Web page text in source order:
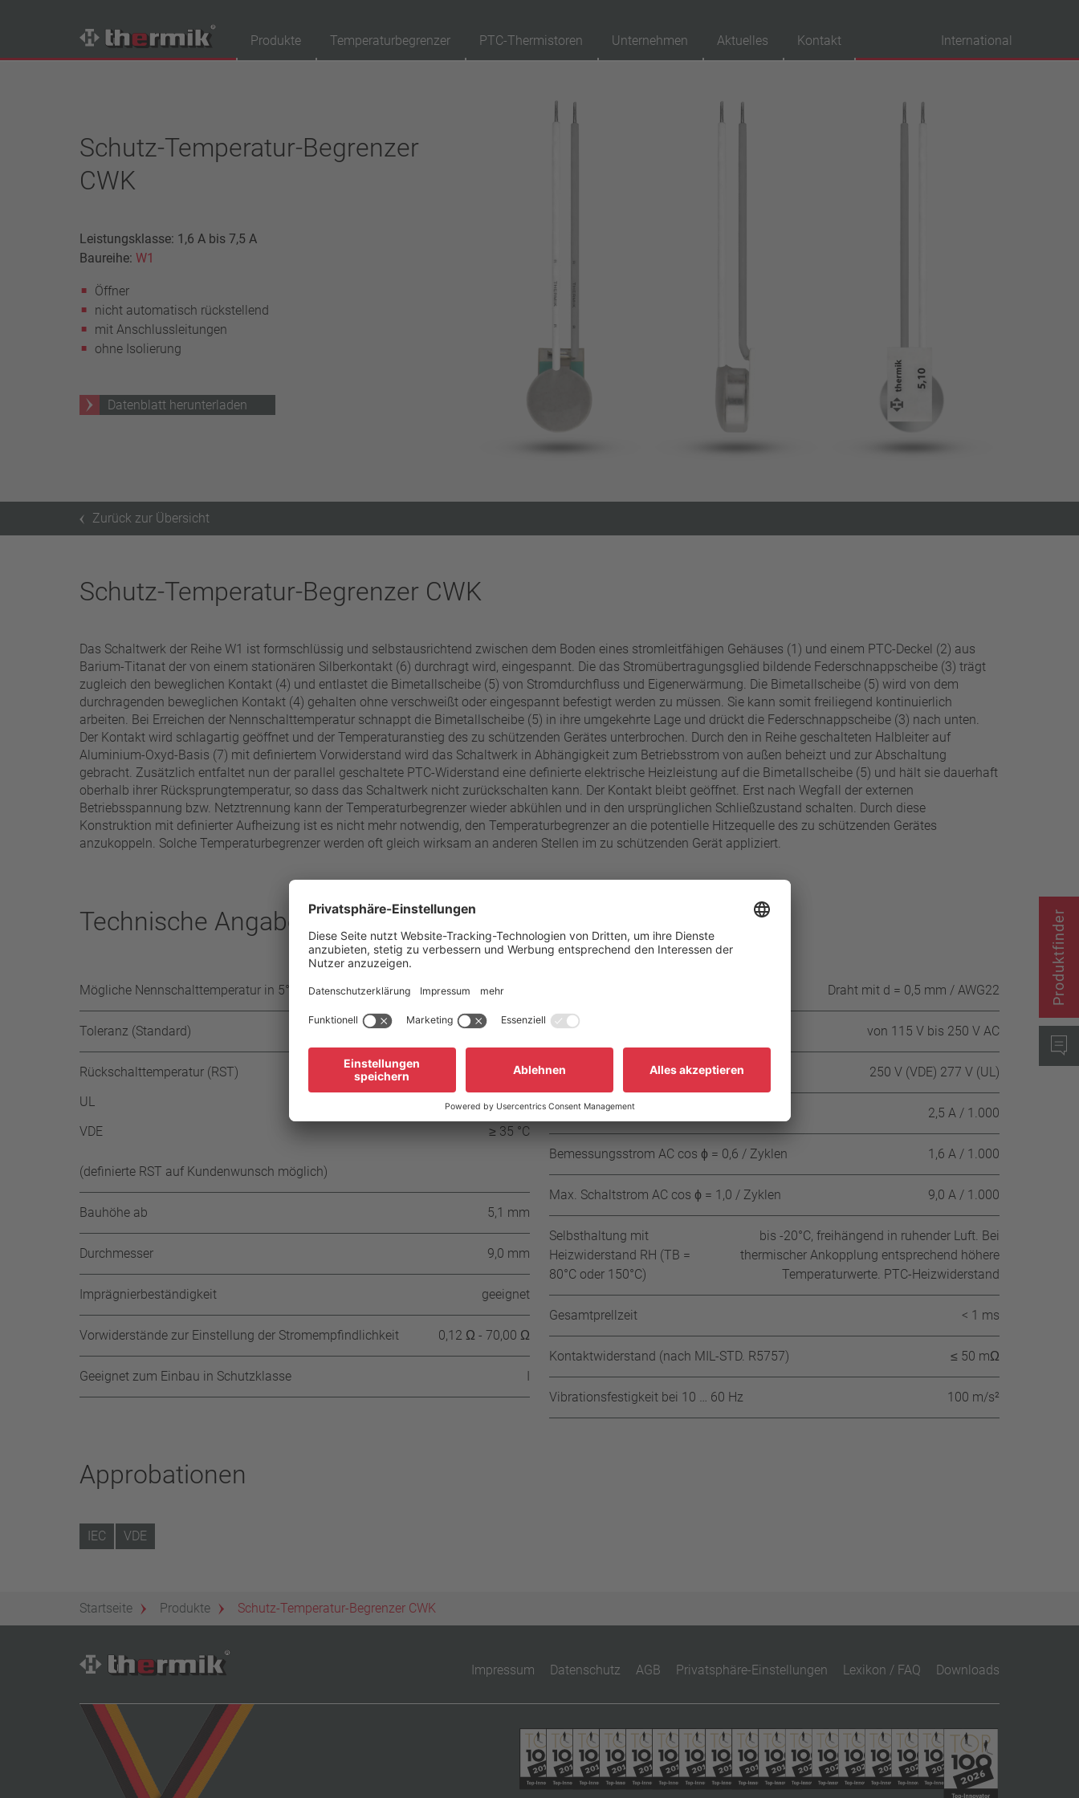
Produkte Temperaturbegrenzer PTC-Thermistoren Unternehmen Aktuelles Kontakt International
Öffner
Schließer
Hochtemperatur (205 – 250 °C)
1,6 A – 7,5 A
4 A – 25 A
13,5 A – 42 A
automatisch rückstellend
Filter anwenden
Schutz-Temperatur-Begrenzer
CWK
Leistungsklasse: 1,6 A bis 7,5 A
Baureihe: W1
Öffner
nicht automatisch rückstellend
mit Anschlussleitungen
ohne Isolierung
Datenblatt herunterladen
Zurück zur Übersicht
Schutz-Temperatur-Begrenzer CWK
Das Schaltwerk der Reihe W1 ist formschlüssig und selbstausrichtend zwischen dem Boden eines stromleitfähigen Gehäuses (1) und einem PTC-Deckel (2) aus
Barium-Titanat der von einem stationären Silberkontakt (6) durchragt wird, eingespannt. Die das Stromübertragungsglied bildende Federschnappscheibe (3) trägt
zugleich den beweglichen Kontakt (4) und entlastet die Bimetallscheibe (5) von Stromdurchfluss und Eigenerwärmung. Die Bimetallscheibe (5) wird von dem
durchragenden beweglichen Kontakt (4) gehalten ohne verschweißt oder eingespannt befestigt werden zu müssen. Sie kann somit freiliegend kontinuierlich
arbeiten. Bei Erreichen der Nennschalttemperatur schnappt die Bimetallscheibe (5) in ihre umgekehrte Lage und drückt die Federschnappscheibe (3) nach unten.
Der Kontakt wird schlagartig geöffnet und der Temperaturanstieg des zu schützenden Gerätes unterbrochen. Durch den in Reihe geschalteten Halbleiter auf
Aluminium-Oxyd-Basis (7) mit definiertem Vorwiderstand wird das Schaltwerk in Abhängigkeit zum Betriebsstrom von außen beheizt und zur Abschaltung
gebracht. Zusätzlich entfaltet nun der parallel geschaltete PTC-Widerstand eine definierte elektrische Heizleistung auf die Bimetallscheibe (5) und hält sie dauerhaft
oberhalb ihrer Rücksprungtemperatur, so dass das Schaltwerk nicht zurückschalten kann. Der Kontakt bleibt geöffnet. Erst nach Wegfall der externen
Betriebsspannung bzw. Netztrennung kann der Temperaturbegrenzer wieder abkühlen und in den ursprünglichen Schließzustand schalten. Durch diese
Konstruktion mit definierter Aufheizung ist es nicht mehr notwendig, den Temperaturbegrenzer an die potentielle Hitzequelle des zu schützenden Gerätes
anzukoppeln. Solche Temperaturbegrenzer werden oft gleich wirksam an anderen Stellen im zu schützenden Gerät appliziert.
Technische Angaben
Mögliche Nennschalttemperatur in 5°C Stufen 60 °C - 180 °C
Toleranz (Standard)
Rückschalttemperatur (RST)
UL
≥ 35 °C
VDE
≥ 35 °C
(definierte RST auf Kundenwunsch möglich)
Bauhöhe ab 5,1 mm
Durchmesser 9,0 mm
Imprägnierbeständigkeit geeignet
Vorwiderstände zur Einstellung der Stromempfindlichkeit 0,12 Ω - 70,00 Ω
Geeignet zum Einbau in Schutzklasse I
Draht mit d = 0,5 mm / AWG22
Betriebsspannungsbereich AC von 115 V bis 250 V AC
Bemessungsspannung AC 250 V (VDE) 277 V (UL)
Bemessungsstrom AC cos ϕ = 1,0 / Zyklen 2,5 A / 1.000
Bemessungsstrom AC cos ϕ = 0,6 / Zyklen 1,6 A / 1.000
Max. Schaltstrom AC cos ϕ = 1,0 / Zyklen 9,0 A / 1.000
Selbsthaltung mit
Heizwiderstand RH (TB =
80°C oder 150°C)
bis -20°C, freihängend in ruhender Luft. Bei
thermischer Ankopplung entsprechend höhere
Temperaturwerte. PTC-Heizwiderstand
Gesamtprellzeit < 1 ms
Kontaktwiderstand (nach MIL-STD. R5757) ≤ 50 mΩ
Vibrationsfestigkeit bei 10 … 60 Hz 100 m/s²
Approbationen
IEC VDE
Startseite Produkte Schutz-Temperatur-Begrenzer CWK
Impressum Datenschutz AGB Privatsphäre-Einstellungen Lexikon / FAQ Downloads
Produktfinder